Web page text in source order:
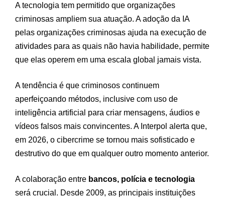
A tecnologia tem permitido que organizações
criminosas ampliem sua atuação. A adoção da IA
pelas organizações criminosas ajuda na execução de
atividades para as quais não havia habilidade, permite
que elas operem em uma escala global jamais vista.
A tendência é que criminosos continuem
aperfeiçoando métodos, inclusive com uso de
inteligência artificial para criar mensagens, áudios e
vídeos falsos mais convincentes. A Interpol alerta que,
em 2026, o cibercrime se tornou mais sofisticado e
destrutivo do que em qualquer outro momento anterior.
A colaboração entre bancos, polícia e tecnologia
será crucial. Desde 2009, as principais instituições